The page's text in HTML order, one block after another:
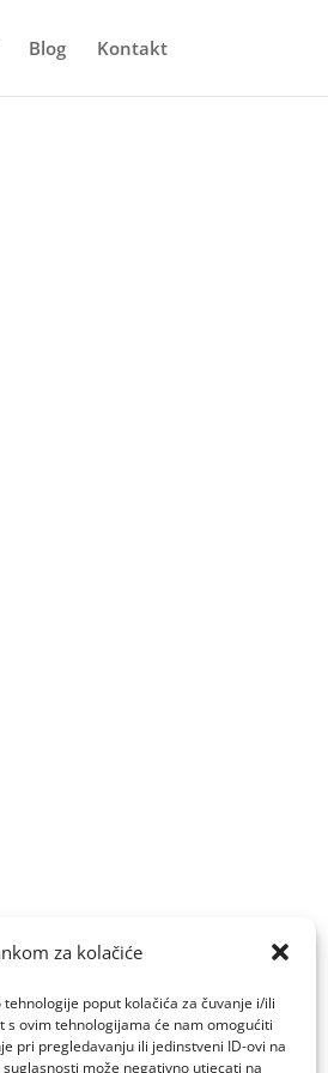
za kolačiće
poput kolačića za čuvanje i/ili
ovim tehnologijama će nam omogućiti
pri pregledavanju ili jedinstveni ID-ovi na
može negativno utjecati na
Blog Kontakt